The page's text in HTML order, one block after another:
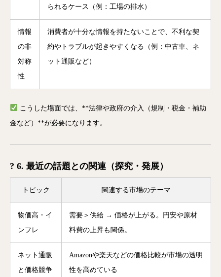
られるケース（例：工場の排水）
情報
の非
対称
性
消費者が十分な情報を持たないことで、不利な契
約やトラブルが起きやすくなる（例：中古車、ネ
ット通販など）
こうした場面では、**法律や政府の介入（規制・税金・補助
金など）**が必要になります。
? 6. 最近の話題との関連（探究・発展）
トピック 関連する市場のテーマ
物価高・イ
ンフレ
需要＞供給 → 価格が上がる。円安や原材
料費の上昇も関係。
ネット通販
と価格競争
Amazonや楽天などの価格比較が市場の透明
性を高めている